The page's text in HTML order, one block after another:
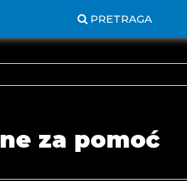
PRETRAGA
za pomoć